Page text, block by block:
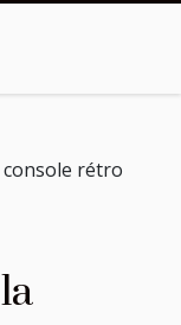
rétro